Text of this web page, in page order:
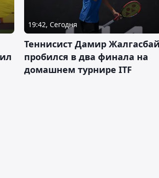
19:42, Сегодня
Теннисист Дамир Жалгасбай
пробился в два финала на
домашнем турнире ITF